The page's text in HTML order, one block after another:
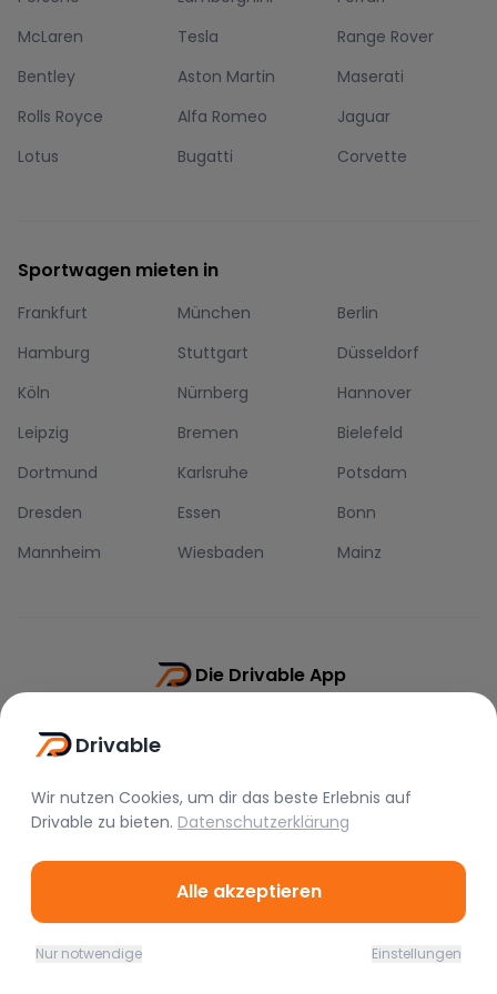
McLaren
Tesla
Range Rover
Bentley
Aston Martin
Maserati
Rolls Royce
Alfa Romeo
Jaguar
Lotus
Bugatti Corvette
Sportwagen mieten in
Frankfurt München
Berlin
Hamburg
Stuttgart
Düsseldorf
Köln
Nürnberg
Hannover
Leipzig
Bremen
Bielefeld
Dortmund
Karlsruhe
Potsdam
Dresden
Essen
Bonn
Mannheim
Wiesbaden Mainz
Die Drivable App
©2026Drivable.Alle Rechte vorbehalten.
Drivable
Wir nutzen Cookies, um dir das beste Erlebnis auf
Drivable zu bieten. Datenschutzerklärung
Alle akzeptieren
Nur notwendige Einstellungen